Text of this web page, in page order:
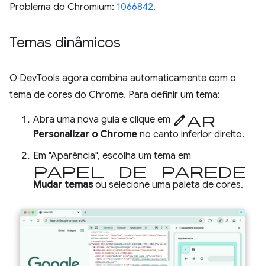
Problema do Chromium: 1066842.
Temas dinâmicos
O DevTools agora combina automaticamente com o
tema de cores do Chrome. Para definir um tema:
Abra uma nova guia e clique em Editar
Personalizar o Chrome no canto inferior direito.
Em "Aparência", escolha um tema em
papel de parede
Mudar temasou selecione uma paleta de cores.